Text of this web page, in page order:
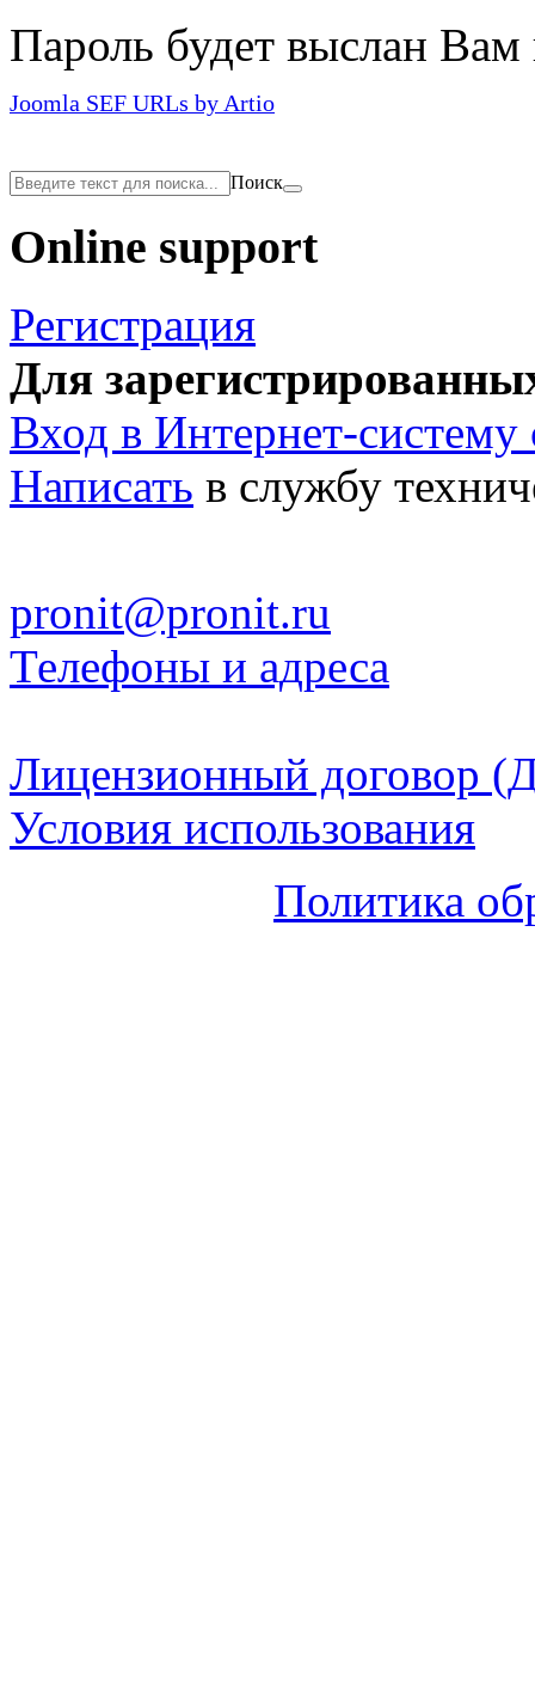
Пароль будет выслан Вам
Joomla SEF URLs by Artio
Поиск
Online support
Регистрация
Для
Вход в Интернет-
Написать в службу
pronit@pronit.ru
Телефоны и адреса
Лицензионный договор
Условия использования
Политика